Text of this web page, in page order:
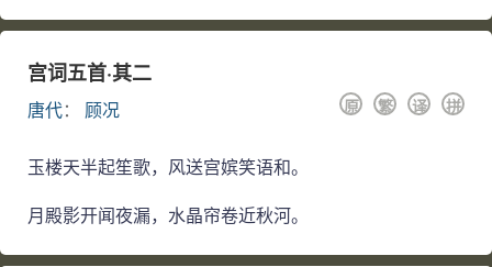
宫词五首·其二
唐代： 顾况 拼
译
繁
原
玉楼天半起笙歌，风送宫嫔笑语和。
月殿影开闻夜漏，水晶帘卷近秋河。